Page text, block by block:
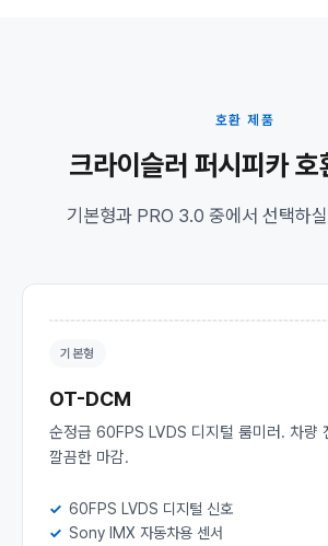
호환 제품
크라이슬러 퍼시피카 호
기본형과 PRO 3.0 중에서 선택하
기본형
OT-DCM
순정급 60FPS LVDS 디지털 룸미러. 차량
깔끔한 마감.
60FPS LVDS 디지털 신호
Sony IMX 자동차용 센서